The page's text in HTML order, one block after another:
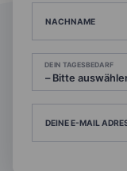
NACHNAME
DEIN TAGESBEDARF
DEINE E-MAIL